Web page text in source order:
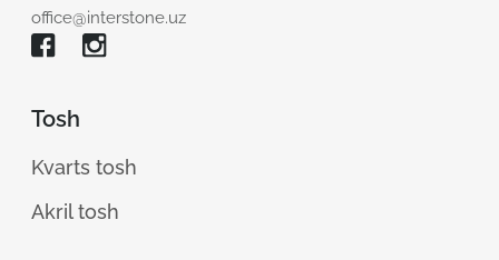
office@interstone.uz
Tosh
Kvarts tosh
Akril tosh